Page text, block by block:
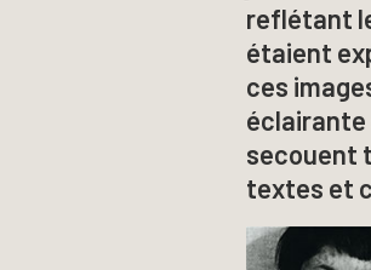
reflétant
étaient
ces
éclairante
secouent
textes et